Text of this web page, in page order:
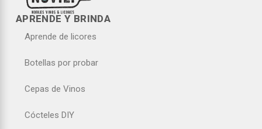
APRENDE Y BRINDA
Aprende de licores
Botellas por probar
Cepas de Vinos
Cócteles DIY